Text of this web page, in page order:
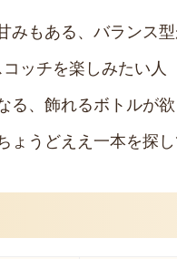
みもある、バランス
ッチを楽しみたい人
る、飾れるボトルが欲
ょうどええ一本を探し